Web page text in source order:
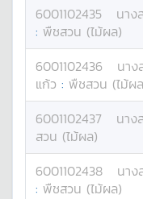
6001102435 นาง
: พืชสวน (ไม้ผล)
6001102436 นาง
แก้ว : พืชสวน (ไม้ผ
6001102437 นาง
สวน (ไม้ผล)
6001102438 นาง
: พืชสวน (ไม้ผล)